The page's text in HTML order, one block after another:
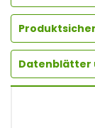
Datenblätter